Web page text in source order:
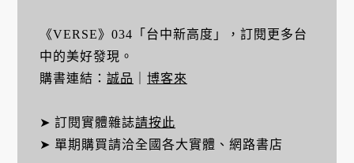
《VERSE》034「台中新高度」，訂閱更多台
中的美好發現。
購書連結： 誠品 博客來
➤ 訂閱實體雜誌請按此
➤ 單期購買請洽全國各大實體、網路書店